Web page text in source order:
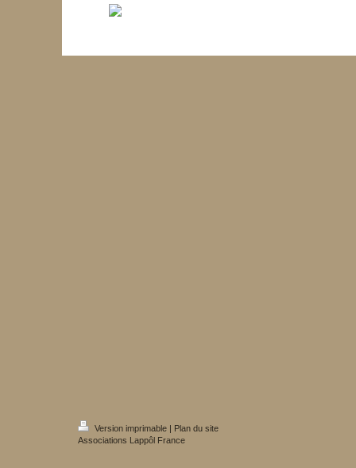
Version imprimable | Plan du site
Associations Lappôl France